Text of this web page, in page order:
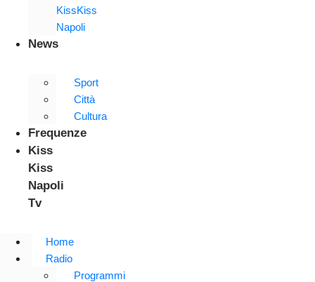
KissKiss
Napoli
News
Sport
Città
Cultura
Frequenze
Kiss
Kiss
Napoli
Tv
Home
Radio
Programmi